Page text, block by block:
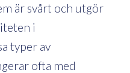
är svårt och utgör
i
typer av
ofta med